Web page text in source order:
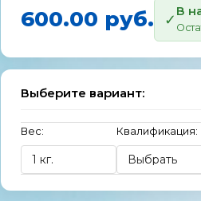
600.00 руб. В
Выберите вариант:
Вес: Квалификация: